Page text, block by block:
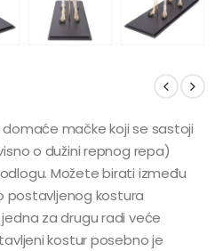
mačke koji se sastoji
o dužini repnog repa)
Možete birati između
postavljenog kostura
za drugu radi veće
kostur posebno je